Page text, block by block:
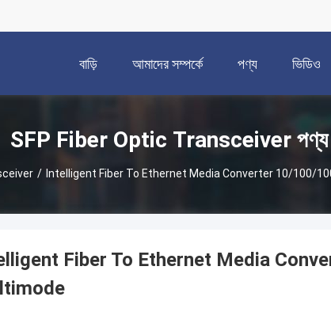
বাড়ি আমাদের সম্পর্কে পণ্য ভিডিও
SFP Fiber Optic Transceiver পণ্য
/ Intelligent Fiber To Ethernet Media Converter 10/100/
Fiber To Ethernet Media